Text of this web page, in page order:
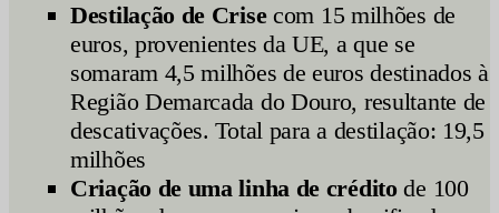
Destilação de Crisecom 15 milhões de
euros, provenientes da UE, a que se
somaram 4,5 milhões de euros destinados à
Região Demarcada do Douro, resultante de
descativações. Total para a destilação: 19,5
milhões
Criação de uma linha de créditode 100